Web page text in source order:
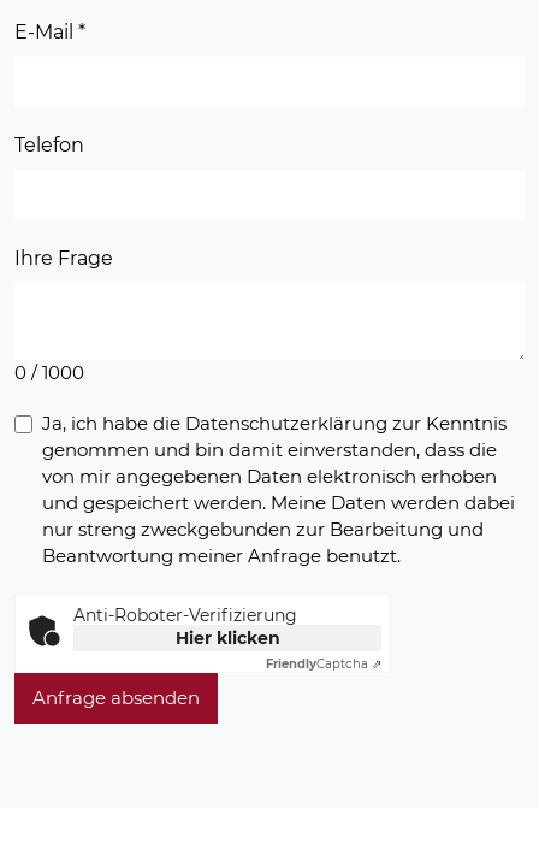
E-Mail *
Telefon
Ihre Frage
0 / 1000
Ja, ich habe die Datenschutzerklärung zur Kenntnis
genommen und bin damit einverstanden, dass die
von mir angegebenen Daten elektronisch erhoben
und gespeichert werden. Meine Daten werden dabei
nur streng zweckgebunden zur Bearbeitung und
Beantwortung meiner Anfrage benutzt.
Anti-Roboter-Verifizierung
Hier klicken
FriendlyCaptcha ⇗
Anfrage absenden